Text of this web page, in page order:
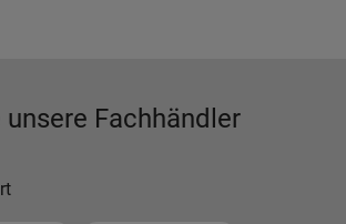
unsere Fachhändler